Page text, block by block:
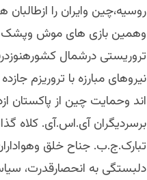
روسیه،چین وایران را
وهمین بازی های موش وپشک
تروریستی درشمال
نیروهای مبارزه با تروریزم
اند وحمایت چین از پاکستان
برسردیگران آی.اس.آی. کلاه
تبارک.ج.ب. جناح خلق
دلبستگی به انحصارقدرت،